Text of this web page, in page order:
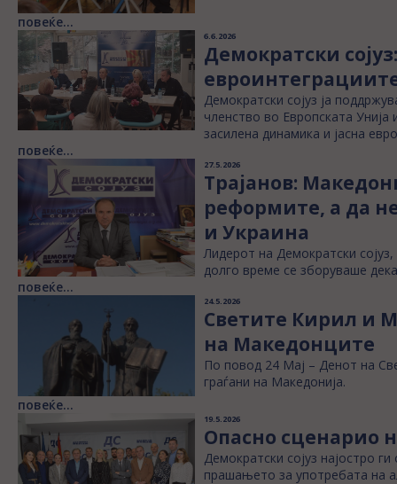
повеќе...
6.6.2026
Демократски
Демократски сојуз ја
членство во Европската
засилена динамика и јасна
повеќе...
27.5.2026
Трајанов:
реформите, а да
и Украина
Лидерот на Демократски
долго време се зборуваше
повеќе...
24.5.2026
Светите Кирил и
на Македонците
По повод 24 Мај – Денот на
граѓани на Македонија.
повеќе...
19.5.2026
Опасно сценарио
Демократски сојуз најостро
прашањето за употребата на